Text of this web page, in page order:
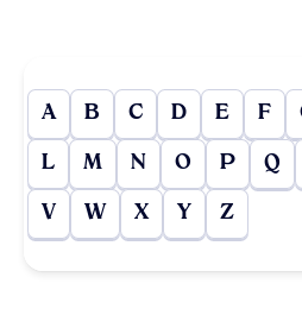
A B C D E F
L M N O P Q
V W X Y Z